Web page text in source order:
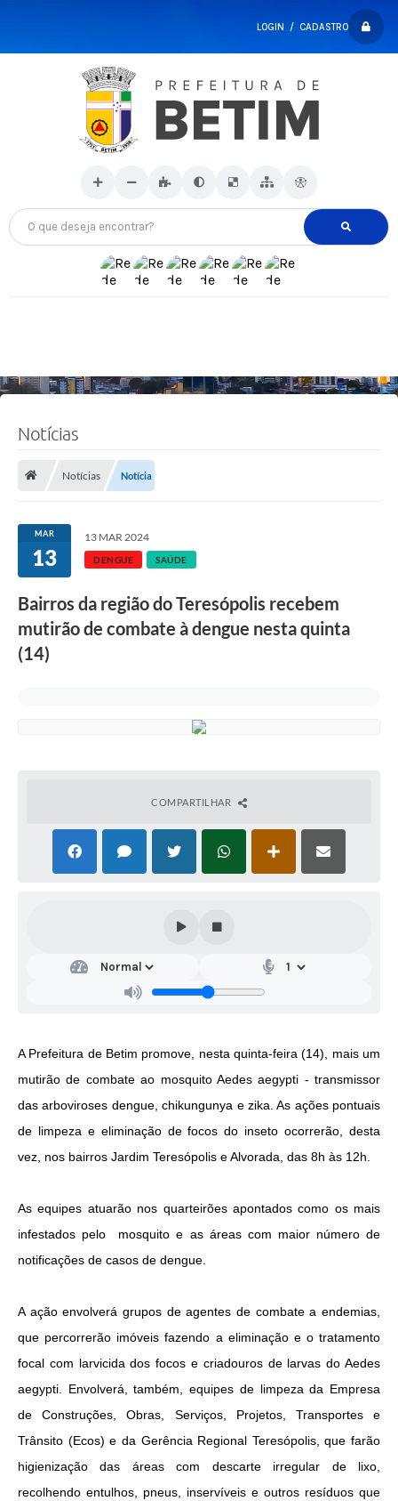
LOGIN / CADASTRO
O que deseja encontrar?
Notícias
Notícias Notícia
MAR
13
13 MAR 2024
DENGUE SAÚDE
Bairros da região do Teresópolis recebem
mutirão de combate à dengue nesta quinta
(14)
COMPARTILHAR
A Prefeitura de Betim promove, nesta quinta-feira (14), mais um
mutirão de combate ao mosquito Aedes aegypti - transmissor
das arboviroses dengue, chikungunya e zika. As ações pontuais
de limpeza e eliminação de focos do inseto ocorrerão, desta
vez, nos bairros Jardim Teresópolis e Alvorada, das 8h às 12h.
As equipes atuarão nos quarteirões apontados como os mais
infestados pelo mosquito e as áreas com maior número de
notificações de casos de dengue.
A ação envolverá grupos de agentes de combate a endemias,
que percorrerão imóveis fazendo a eliminação e o tratamento
focal com larvicida dos focos e criadouros de larvas do Aedes
aegypti. Envolverá, também, equipes de limpeza da Empresa
de Construções, Obras, Serviços, Projetos, Transportes e
Trânsito (Ecos) e da Gerência Regional Teresópolis, que farão
higienização das áreas com descarte irregular de lixo,
recolhendo entulhos, pneus, inservíveis e outros resíduos que